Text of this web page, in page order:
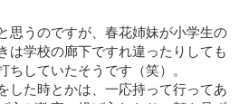
思うのですが、春花姉妹が小学生の
は学校の廊下ですれ違ったりしても
ちしていたそうです（笑）。
した時とかは、一応持って行ってあ